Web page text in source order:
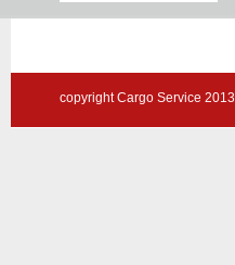
copyright Cargo Service 2013